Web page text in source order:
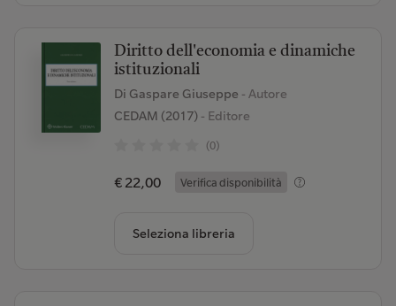
Diritto dell'economia e dinamiche
istituzionali
Di Gaspare Giuseppe - Autore
CEDAM (2017)- Editore
(0)
€ 22,00 Verifica disponibilità
Seleziona libreria